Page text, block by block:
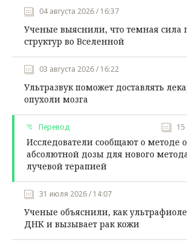
04 августа 2026 / 16:37
Ученые выяснили, что темная сила
структур во Вселенной
03 августа 2026 / 16:22
Ультразвук поможет доставлять
опухоли мозга
Перевод
Исследователи сообщают о методе
абсолютной дозы для нового
лучевой терапией
31 июля 2026 / 14:07
Ученые объяснили, как
ДНК и вызывает рак кожи